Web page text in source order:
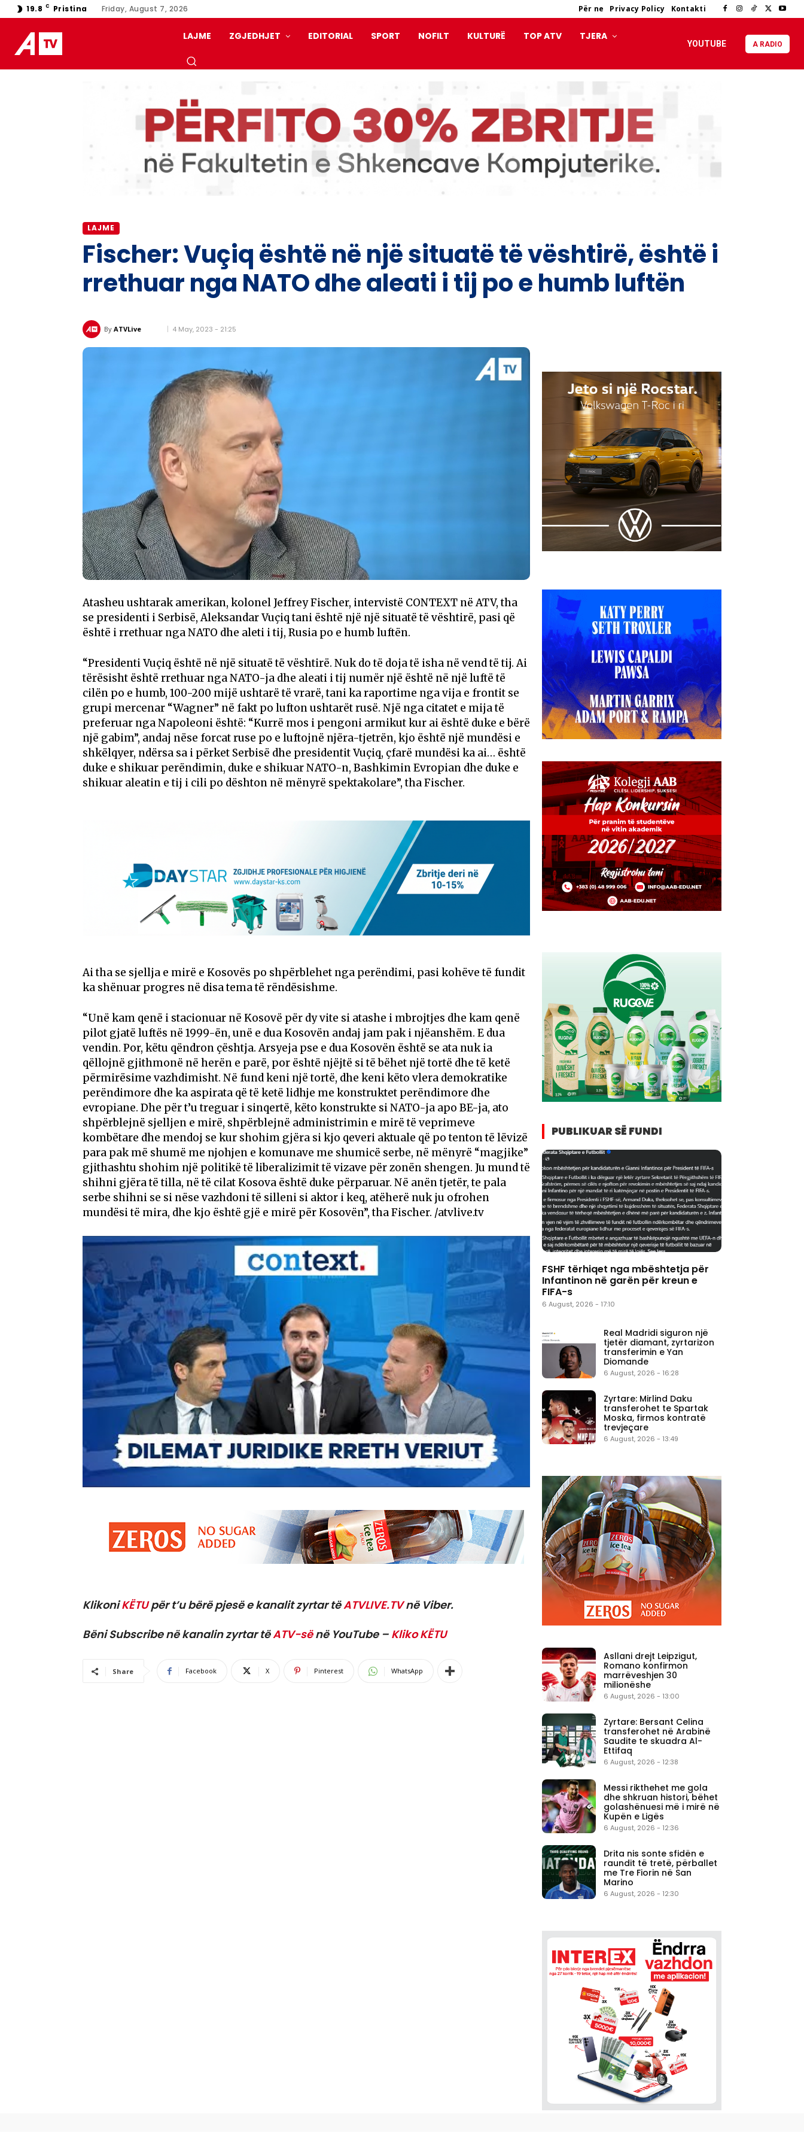
19.8 C Pristina Friday, August 7, 2026 Për ne Privacy Policy Kontakti
LAJME ZGJEDHJET EDITORIAL SPORT NOFILT KULTURË TOP ATV TJERA
YOUTUBE A RADIO
LAJME
Fischer: Vuçiq është në një situatë të vështirë, është i
rrethuar nga NATO dhe aleati i tij po e humb luftën
By ATVLive 4 May, 2023 - 21:25
Atasheu ushtarak amerikan, kolonel Jeffrey Fischer, intervistë CONTEXT në ATV, tha
se presidenti i Serbisë, Aleksandar Vuçiq tani është një një situatë të vështirë, pasi që
është i rrethuar nga NATO dhe aleti i tij, Rusia po e humb luftën.
“Presidenti Vuçiq është në një situatë të vështirë. Nuk do të doja të isha në vend të tij. Ai
tërësisht është rrethuar nga NATO-ja dhe aleati i tij numër një është në një luftë të
cilën po e humb, 100-200 mijë ushtarë të vrarë, tani ka raportime nga vija e frontit se
grupi mercenar “Wagner” në fakt po lufton ushtarët rusë. Një nga citatet e mija të
preferuar nga Napoleoni është: “Kurrë mos i pengoni armikut kur ai është duke e bërë
një gabim”, andaj nëse forcat ruse po e luftojnë njëra-tjetrën, kjo është një mundësi e
shkëlqyer, ndërsa sa i përket Serbisë dhe presidentit Vuçiq, çfarë mundësi ka ai… është
duke e shikuar perëndimin, duke e shikuar NATO-n, Bashkimin Evropian dhe duke e
shikuar aleatin e tij i cili po dështon në mënyrë spektakolare”, tha Fischer.
Ai tha se sjellja e mirë e Kosovës po shpërblehet nga perëndimi, pasi kohëve të fundit
ka shënuar progres në disa tema të rëndësishme.
“Unë kam qenë i stacionuar në Kosovë për dy vite si atashe i mbrojtjes dhe kam qenë
pilot gjatë luftës në 1999-ën, unë e dua Kosovën andaj jam pak i njëanshëm. E dua
vendin. Por, këtu qëndron çështja. Arsyeja pse e dua Kosovën është se ata nuk ia
qëllojnë gjithmonë në herën e parë, por është njëjtë si të bëhet një tortë dhe të ketë
përmirësime vazhdimisht. Në fund keni një tortë, dhe keni këto vlera demokratike
perëndimore dhe ka aspirata që të ketë lidhje me konstruktet perëndimore dhe
evropiane. Dhe për t’u treguar i sinqertë, këto konstrukte si NATO-ja apo BE-ja, ato
shpërblejnë sjelljen e mirë, shpërblejnë administrimin e mirë të veprimeve
kombëtare dhe mendoj se kur shohim gjëra si kjo qeveri aktuale që po tenton të lëvizë
para pak më shumë me njohjen e komunave me shumicë serbe, në mënyrë “magjike”
gjithashtu shohim një politikë të liberalizimit të vizave për zonën shengen. Ju mund të
shihni gjëra të tilla, në të cilat Kosova është duke përparuar. Në anën tjetër, te pala
serbe shihni se si nëse vazhdoni të silleni si aktor i keq, atëherë nuk ju ofrohen
mundësi të mira, dhe kjo është gjë e mirë për Kosovën”, tha Fischer. /atvlive.tv
KlikoniKËTUpër t’u bërë pjesë e kanalit zyrtar tëATVLIVE.TVnë Viber.
Bëni Subscribe në kanalin zyrtar tëATV-sënë YouTube – Kliko KËTU
Share Facebook X Pinterest WhatsApp
PUBLIKUAR SË FUNDI
FSHF tërhiqet nga mbështetja për
Infantinon në garën për kreun e
FIFA-s
6 August, 2026 - 17:10
Real Madridi siguron një
tjetër diamant, zyrtarizon
transferimin e Yan
Diomande
6 August, 2026 - 16:28
Zyrtare: Mirlind Daku
transferohet te Spartak
Moska, firmos kontratë
trevjeçare
6 August, 2026 - 13:49
Asllani drejt Leipzigut,
Romano konfirmon
marrëveshjen 30
milionëshe
6 August, 2026 - 13:00
Zyrtare: Bersant Celina
transferohet në Arabinë
Saudite te skuadra Al-
Ettifaq
6 August, 2026 - 12:38
Messi rikthehet me gola
dhe shkruan histori, bëhet
golashënuesi më i mirë në
Kupën e Ligës
6 August, 2026 - 12:36
Drita nis sonte sfidën e
raundit të tretë, përballet
me Tre Fiorin në San
Marino
6 August, 2026 - 12:30